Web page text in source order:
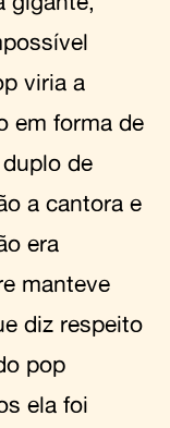
viria a
em forma de
de
a cantora e
era
manteve
diz respeito
pop
ela foi